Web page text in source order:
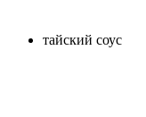
тайский соус